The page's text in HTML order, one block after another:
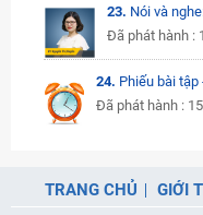
23. Nói và
Đã phát hành :
24. Phiếu bài tập
Đã phát hành :
TRANG CHỦ GIỚI